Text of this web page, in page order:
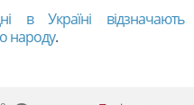
в Україні
народу.